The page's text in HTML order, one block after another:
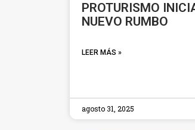
PROTURISMO
NUEVO RUMBO
LEER MÁS »
agosto 31, 2025